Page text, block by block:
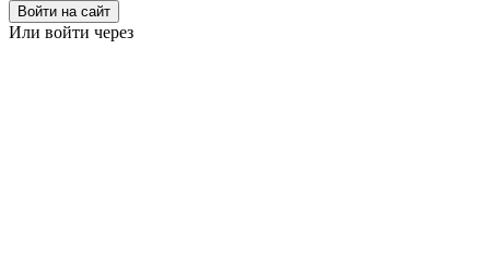
Войти на сайт
Или войти через